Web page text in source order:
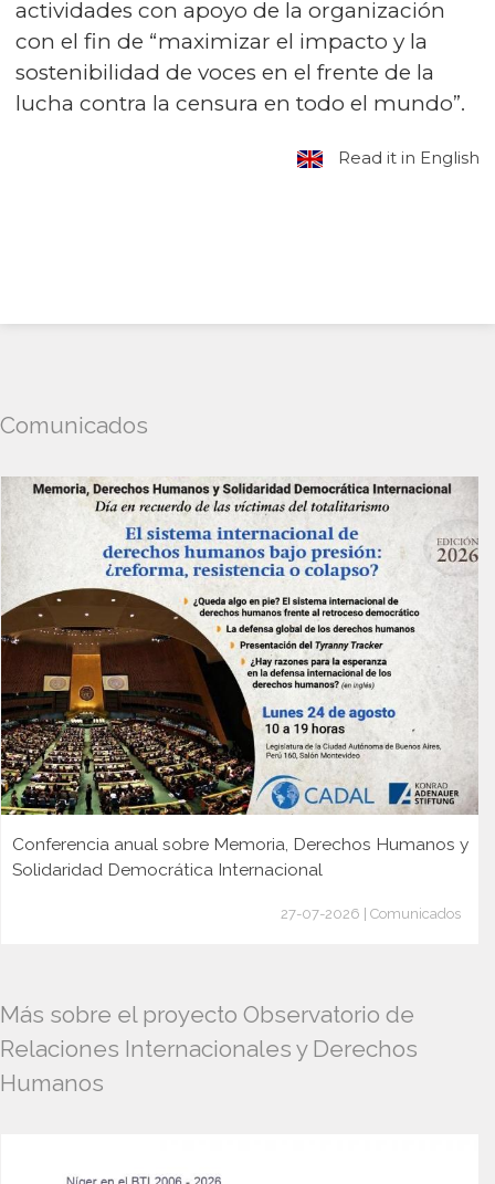
actividades con apoyo de la organización
con el fin de “maximizar el impacto y la
sostenibilidad de voces en el frente de la
lucha contra la censura en todo el mundo”.
Read it in English
Comunicados
Conferencia anual sobre Memoria, Derechos Humanos y
Solidaridad Democrática Internacional
27-07-2026 | Comunicados
Más sobre el proyecto Observatorio de
Relaciones Internacionales y Derechos
Humanos